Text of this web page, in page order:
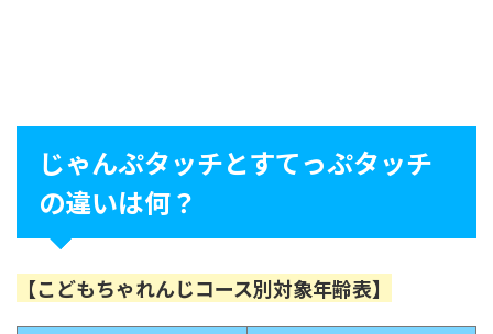
じゃんぷタッチとすてっぷタッチ
の違いは何？
【こどもちゃれんじコース別対象年齢表】